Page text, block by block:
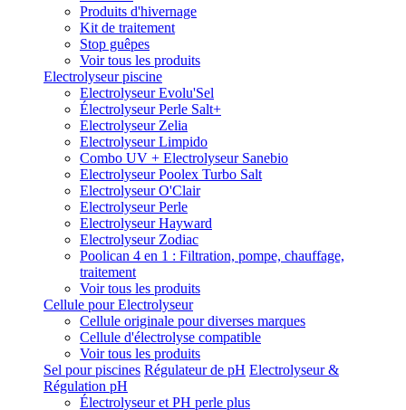
Produits d'hivernage
Kit de traitement
Stop guêpes
Voir tous les produits
Electrolyseur piscine
Electrolyseur Evolu'Sel
Électrolyseur Perle Salt+
Electrolyseur Zelia
Electrolyseur Limpido
Combo UV + Electrolyseur Sanebio
Electrolyseur Poolex Turbo Salt
Electrolyseur O'Clair
Electrolyseur Perle
Electrolyseur Hayward
Electrolyseur Zodiac
Poolican 4 en 1 : Filtration, pompe, chauffage,
traitement
Voir tous les produits
Cellule pour Electrolyseur
Cellule originale pour diverses marques
Cellule d'électrolyse compatible
Voir tous les produits
Sel pour piscines Régulateur de pH Electrolyseur &
Régulation pH
Électrolyseur et PH perle plus